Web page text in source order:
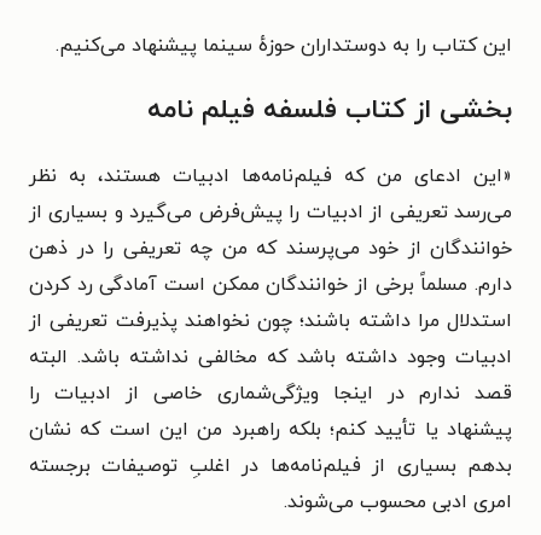
این کتاب را به دوستداران حوزهٔ سینما پیشنهاد می‌کنیم.
بخشی از کتاب فلسفه فیلم نامه
«این ادعای من که فیلم‌نامه‌ها ادبیات هستند، به نظر
می‌رسد تعریفی از ادبیات را پیش‌فرض می‌گیرد و بسیاری از
خوانندگان از خود می‌پرسند که من چه تعریفی را در ذهن
دارم. مسلماً برخی از خوانندگان ممکن است آمادگی رد کردن
استدلال مرا داشته باشند؛ چون نخواهند پذیرفت تعریفی از
ادبیات وجود داشته باشد که مخالفی نداشته باشد. البته
قصد ندارم در اینجا ویژگی‌شماری خاصی از ادبیات را
پیشنهاد یا تأیید کنم؛ بلکه راهبرد من این است که نشان
بدهم بسیاری از فیلم‌نامه‌ها در اغلبِ توصیفات برجسته
امری ادبی محسوب می‌شوند.